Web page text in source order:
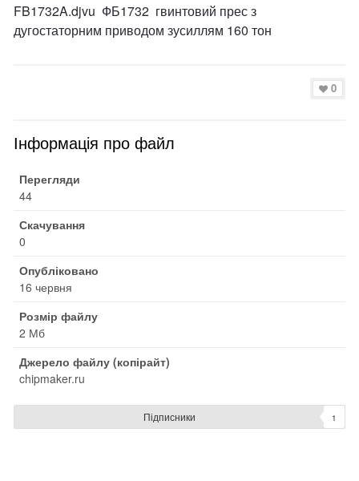
FB1732A.djvu ФБ1732 гвинтовий прес з
дугостаторним приводом зусиллям 160 тон
0
Інформація про файл
Перегляди
44
Скачування
0
Опубліковано
16 червня
Розмір файлу
2 Мб
Джерело файлу (копірайт)
chipmaker.ru
Підписники 1